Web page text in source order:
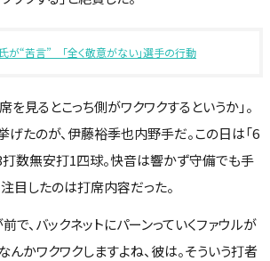
が“苦言” 「全く敬意がない」選手の行動
を見るとこっち側がワクワクするというか」。
たのが、伊藤裕季也内野手だ。この日は「6
打数無安打1四球。快音は響かず守備でも手
目したのは打席内容だった。
前で、バックネットにパーンっていくファウルが
んかワクワクしますよね、彼は。そういう打者